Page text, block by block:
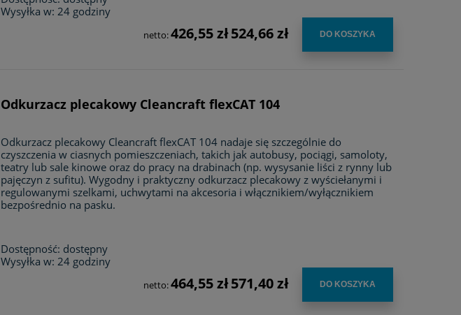
Wysyłka w: 24 godziny
netto:426,55 zł524,66 zł DO KOSZYKA
Odkurzacz plecakowy Cleancraft flexCAT 104
Odkurzacz plecakowy Cleancraft flexCAT 104 nadaje się szczególnie do
czyszczenia w ciasnych pomieszczeniach, takich jak autobusy, pociągi, samoloty,
teatry lub sale kinowe oraz do pracy na drabinach (np. wysysanie liści z rynny lub
pajęczyn z sufitu). Wygodny i praktyczny odkurzacz plecakowy z wyściełanymi i
regulowanymi szelkami, uchwytami na akcesoria i włącznikiem/wyłącznikiem
bezpośrednio na pasku.
Dostępność: dostępny
Wysyłka w: 24 godziny
netto:464,55 zł571,40 zł DO KOSZYKA